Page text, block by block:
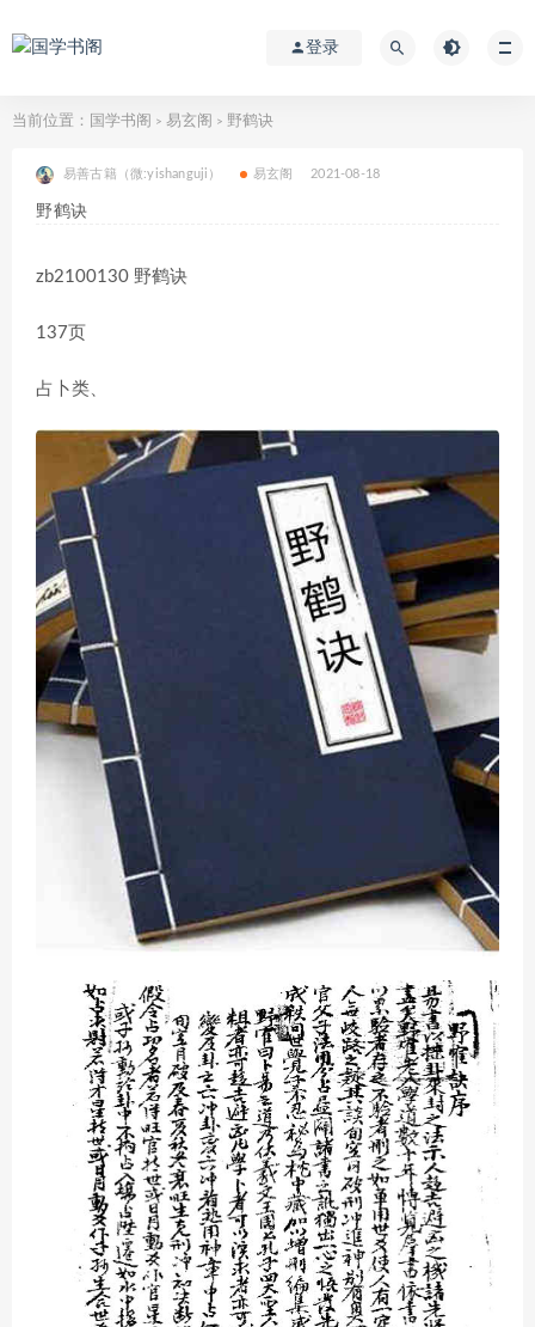
登录
当前位置： 国学书阁 > 易玄阁 > 野鹤诀
易善古籍（微:yishanguji） 易玄阁 2021-08-18
野鹤诀
zb2100130 野鹤诀
137页
占卜类、